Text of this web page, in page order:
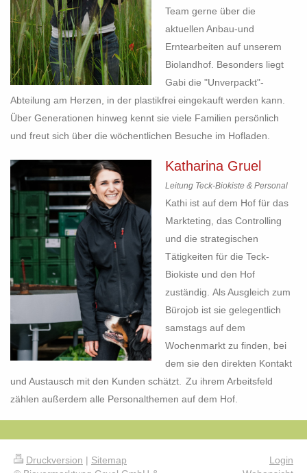
Team gerne über die
aktuellen Anbau-und
Erntearbeiten auf unserem
Biolandhof. Besonders liegt
Gabi die "Unverpackt"-
Abteilung am Herzen, in der plastikfrei eingekauft werden kann.
Über Generationen hinweg kennt sie viele Familien persönlich
und freut sich über die wöchentlichen Besuche im Hofladen.
Katharina Gruel
Leitung Teck-Biokiste & Personal
Kathi ist auf dem Hof für das
Markteting, das Controlling
und die strategischen
Tätigkeiten für die Teck-
Biokiste und den Hof
zuständig. Als Ausgleich zum
Bürojob ist sie gelegentlich
samstags auf dem
Wochenmarkt zu finden, bei
dem sie den direkten Kontakt
und Austausch mit den Kunden schätzt.
Zu ihrem Arbeitsfeld
zählen außerdem alle Personalthemen auf dem Hof.
Druckversion | Sitemap
Login